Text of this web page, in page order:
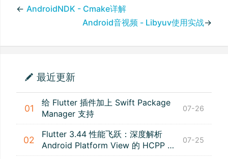
← AndroidNDK - Cmake详解
Android音视频 - Libyuv使用实战→
最近更新
01
给 Flutter 插件加上 Swift Package
Manager 支持
07-26
02
Flutter 3.44 性能飞跃：深度解析
Android Platform View 的 HCPP 新
特性
07-25